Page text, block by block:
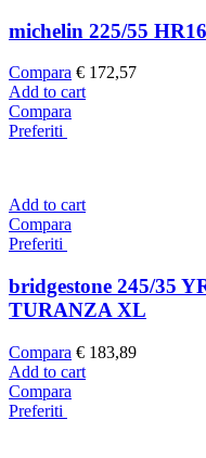
michelin 225/55
Compara € 172,57
Add to cart
Compara
Preferiti
Add to cart
Compara
Preferiti
bridgestone 245/35
TURANZA XL
Compara € 183,89
Add to cart
Compara
Preferiti